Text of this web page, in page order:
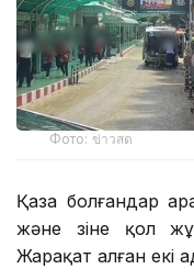
Фото: ข่าวสด
Қаза болғандар
және өзіне қол
Жарақат алған екі